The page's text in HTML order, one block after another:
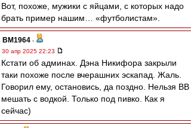
Вот, похоже, мужики с яйцами, с которых надо
брать пример нашим… «футболистам».
BM1964 -
30 апр 2025 22:23
Кстати об админах. Дэна Никифора закрыли
таки похоже после вчерашних эскапад. Жаль.
Говорил ему, остановись, да поздно. Нельзя ВВ
мешать с водкой. Только под пивко. Как я
сейчас)